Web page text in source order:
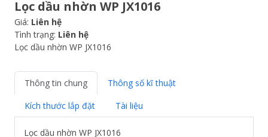
Lọc dầu nhờn WP JX1016
Giá: Liên hệ
Tình trạng: Liên hệ
Lọc dầu nhờn WP JX1016
Thông tin chung
Thông số kĩ thuật
Kích thước lắp đặt
Tài liệu
Lọc dầu nhờn WP JX1016